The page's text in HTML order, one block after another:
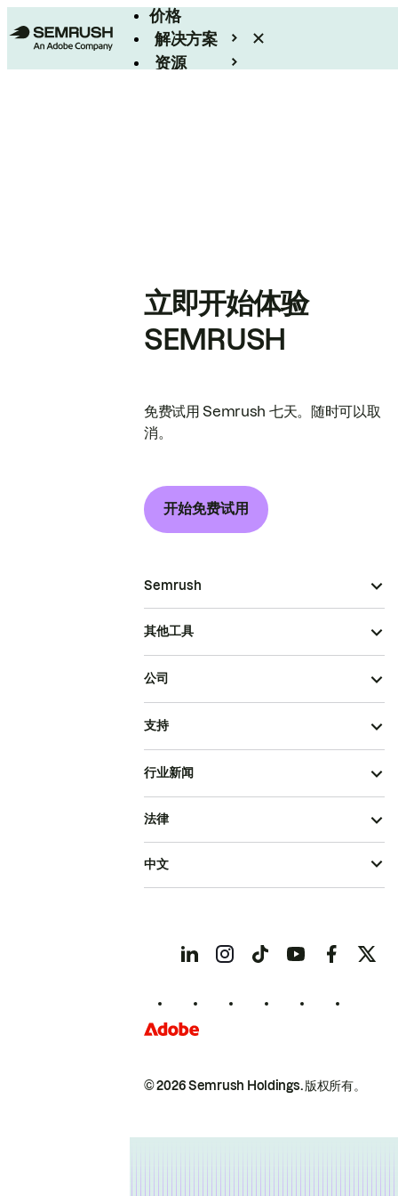
价格
解决方案
资源
立即开始体验
SEMRUSH
免费试用 Semrush 七天。随时可以取
消。
开始免费试用
Semrush
其他工具
公司
支持
行业新闻
© 2026 Semrush Holdings.版权所有。
法律
中文